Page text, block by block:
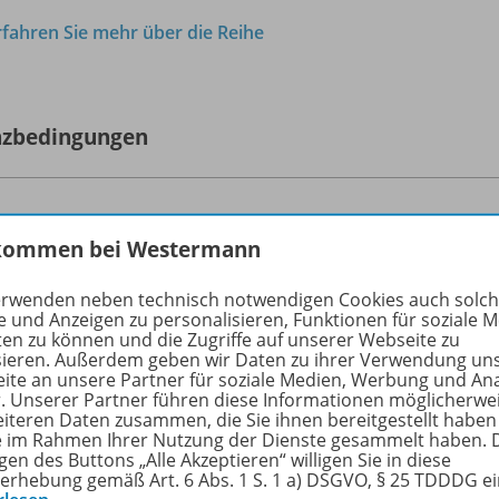
Sie mehr über die Reihe
Einzellizenz für Schüler/-innen (1 Schuljahr) -
der BiBox-Einzellizenz für Schüler/-innen ist nur
der Westermann Gruppe möglich. Eine
durch einen einzelnen Nutzer (Lehrkraft, Schülerin
Die Nutzer können mit der installierten
Lizenz für Lehrerinnen und Lehrer lassen sich
der Westermann Gruppe einrichten und
sich nicht selbst einen Benutzer-Account bei der
Lehrkräfte ihren Schülerinnen und Schülern Materialien
bei Westermann
neben technisch notwendigen Cookies auch
und Anzeigen zu personalisieren, Funktionen für soziale
zu können und die Zugriffe auf unserer Webseite zu
Außerdem geben wir Daten zu ihrer Verwendung
an unsere Partner für soziale Medien, Werbung und
Unserer Partner führen diese Informationen
Daten zusammen, die Sie ihnen bereitgestellt
im Rahmen Ihrer Nutzung der Dienste gesammelt haben.
des Buttons „Alle Akzeptieren“ willigen Sie in diese
gemäß Art. 6 Abs. 1 S. 1 a) DSGVO, § 25 TDDDG